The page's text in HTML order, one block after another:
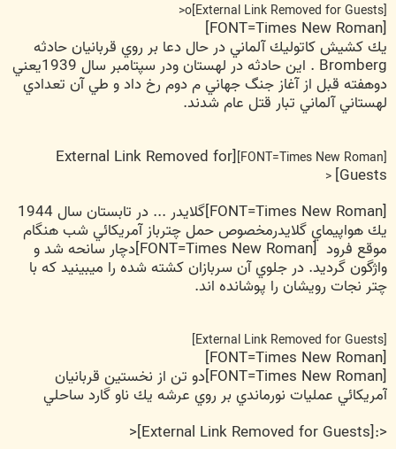
o[External Link Removed for Guests]
<
يك كشيش كاتوليك آلماني در حال دعا بر روي قربانيان حادثه
Bromberg . اين حادثه در لهستان ودر سپتامبر سال 1939يعني
دوهفته قبل از آغاز جنگ جهاني م دوم رخ داد و طي آن تعدادي
لهستاني آلماني تبار قتل عام شدند.
[External Link Removed for
Guests]
<
[FONT=Times New Roman]گلايدر ... در تابستان سال 1944
يك هواپيماي گلايدرمخصوص حمل چترباز آمريكائي شب هنگام
موقع فرود [FONT=Times New Roman]دچار سانحه شد و
واژگون گرديد. در جلوي آن سربازان كشته شده را ميبينيد كه با
چتر نجات رويشان را پوشانده اند.
[FONT=Times New Roman]دو تن از نخستين قربانيان
آمريكائي عمليات نورماندي بر روي عرشه يك ناو گارد ساحلي
<:
[External Link Removed for Guests]
<